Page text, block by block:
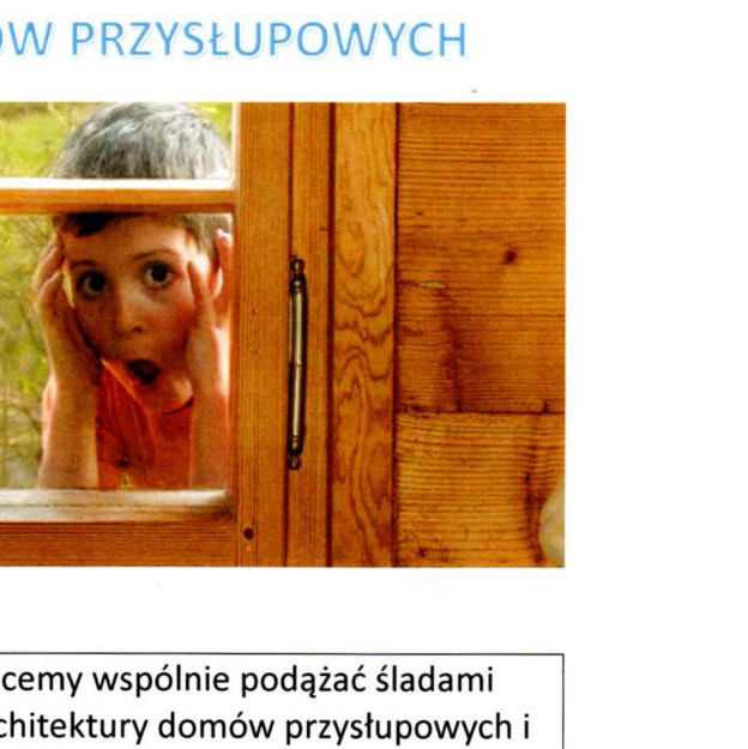
Zakład Usług Komunalnych
Strategie i programy
Zarządzanie kryzysowe
organizacje pozarządowe
Informator Piechowicki
e-Urząd
Kontakt z urzędnikiem i Radą Miasta / E-SESJA
Ważne telefony
Dostępność
Cmentarz komunalny
Budżet obywatelski
Projekty
Projekty UE
Piechowice i Steinigtwolmsdorf
Piechowice- Demitz Thumitz
Dla Turysty